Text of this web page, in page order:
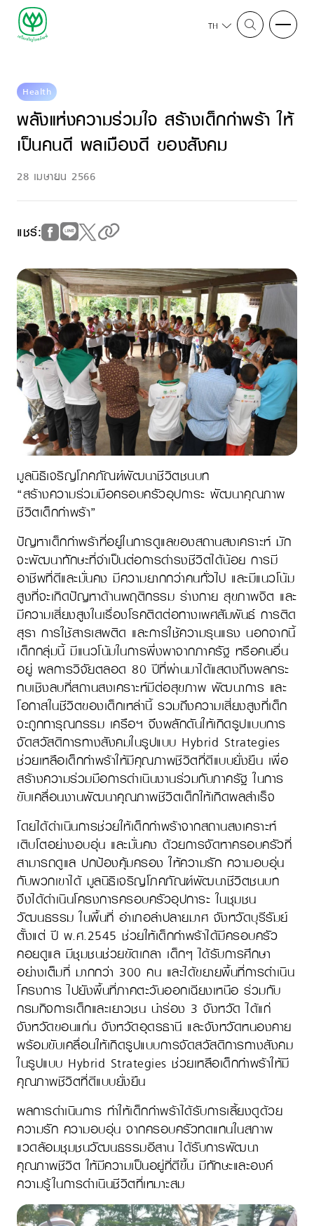
TH
Health
พลังแห่งความร่วมใจ สร้างเด็กกำพร้า ให้
เป็นคนดี พลเมืองดี ของสังคม
28 เมษายน 2566
แชร์:
มูลนิธิเจริญโภคภัณฑ์พัฒนาชีวิตชนบท
“สร้างความร่วมมือครอบครัวอุปการะ พัฒนาคุณภาพ
ชีวิตเด็กกำพร้า”
ปัญหาเด็กกำพร้าที่อยู่ในการดูแลของสถานสงเคราะห์ มัก
จะพัฒนาทักษะที่จำเป็นต่อการดำรงชีวิตได้น้อย การมี
อาชีพที่ดีและมั่นคง มีความยากกว่าคนทั่วไป และมีแนวโน้ม
สูงที่จะเกิดปัญหาด้านพฤติกรรม ร่างกาย สุขภาพจิต และ
มีความเสี่ยงสูงในเรื่องโรคติดต่อทางเพศสัมพันธ์ การติด
สุรา การใช้สารเสพติด และการใช้ความรุนแรง นอกจากนี้
เด็กกลุ่มนี้ มีแนวโน้มในการพึ่งพาจากภาครัฐ หรือคนอื่น
อยู่ ผลการวิจัยตลอด 80 ปีที่ผ่านมาได้แสดงถึงผลกระ
ทบเชิงลบที่สถานสงเคราะห์มีต่อสุขภาพ พัฒนาการ และ
โอกาสในชีวิตของเด็กเหล่านี้ รวมถึงความเสี่ยงสูงที่เด็ก
จะถูกทารุณกรรม เครือฯ จึงผลักดันให้เกิดรูปแบบการ
จัดสวัสดิการทางสังคมในรูปแบบ Hybrid Strategies
ช่วยเหลือเด็กกำพร้าให้มีคุณภาพชีวิตที่ดีแบบยั่งยืน เพื่อ
สร้างความร่วมมือการดำเนินงานร่วมกับภาครัฐ ในการ
ขับเคลื่อนงานพัฒนาคุณภาพชีวิตเด็กให้เกิดผลสำเร็จ
โดยได้ดำเนินการช่วยให้เด็กกำพร้าจากสถานสงเคราะห์
เติบโตอย่างอบอุ่น และมั่นคง ด้วยการจัดหาครอบครัวที่
สามารถดูแล ปกป้องคุ้มครอง ให้ความรัก ความอบอุ่น
กับพวกเขาได้ มูลนิธิเจริญโภคภัณฑ์พัฒนาชีวิตชนบท
จึงได้ดำเนินโครงการครอบครัวอุปการะ ในชุมชน
วัฒนธรรม ในพื้นที่ อำเภอลำปลายมาศ จังหวัดบุรีรัมย์
ตั้งแต่ ปี พ.ศ.2545 ช่วยให้เด็กกำพร้าได้มีครอบครัว
คอยดูแล มีชุมชนช่วยขัดเกลา เด็กๆ ได้รับการศึกษา
อย่างเต็มที่ มากกว่า 300 คน และได้ขยายพื้นที่การดำเนิน
โครงการ ไปยังพื้นที่ภาคตะวันออกเฉียงเหนือ ร่วมกับ
กรมกิจการเด็กและเยาวชน นำร่อง 3 จังหวัด ได้แก่
จังหวัดขอนแก่น จังหวัดอุดรธานี และจังหวัดหนองคาย
พร้อมขับเคลื่อนให้เกิดรูปแบบการจัดสวัสดิการทางสังคม
ในรูปแบบ Hybrid Strategies ช่วยเหลือเด็กกำพร้าให้มี
คุณภาพชีวิตที่ดีแบบยั่งยืน
ผลการดำเนินการ ทำให้เด็กกำพร้าได้รับการเลี้ยงดูด้วย
ความรัก ความอบอุ่น จากครอบครัวทดแทนในสภาพ
แวดล้อมชุมชนวัฒนธรรมอีสาน ได้รับการพัฒนา
คุณภาพชีวิต ให้มีความเป็นอยู่ที่ดีขึ้น มีทักษะและองค์
ความรู้ในการดำเนินชีวิตที่เหมาะสม